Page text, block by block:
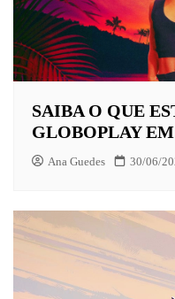
SAIBA O QUE
GLOBOPLAY
Ana Guedes 30/06/